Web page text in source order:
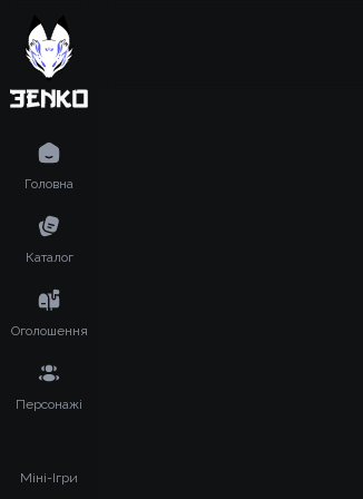
Головна
Каталог
Оголошення
Персонажі
Міні-Ігри